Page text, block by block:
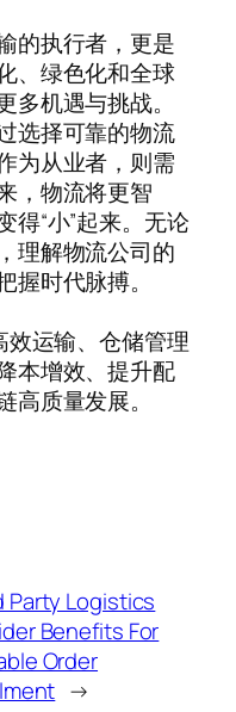
的执行者，更是
、绿色化和全球
机遇与挑战。
选择可靠的物流
为从业者，则需
，物流将更智
得“小”起来。无论
理解物流公司的
时代脉搏。
效运输、仓储管理
本增效、提升配
质量发展。
Party Logistics
Benefits For
Order
→